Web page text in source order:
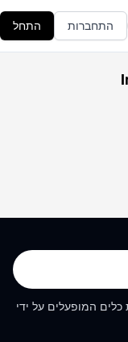
התחברות התחל
המופעלים על ידי